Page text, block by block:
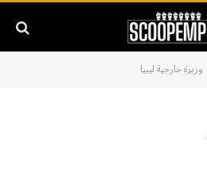
وزيرة خارجية ليبيا